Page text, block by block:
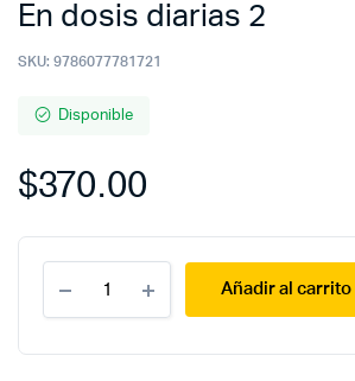
En dosis diarias 2
SKU: 9786077781721
Disponible
$370.00
dosis
diarias
Añadir al carrito